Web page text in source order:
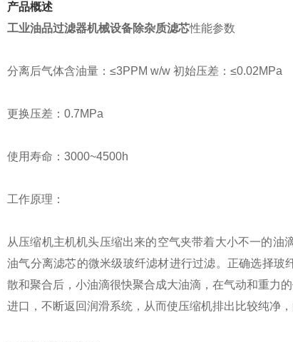
产品概述
工业油品过滤器机械设备除杂质滤芯性能参数
分离后气体含油量： ≤3PPM w/w 初始压差：≤0.02MPa
更换压差： 0.7MPa
使用寿命： 3000~4500h
工作原理：
从压缩机主机机头压缩出来的空气夹带着大小不一的
油气分离滤芯的微米级玻纤滤材进行过滤。正确选择玻
散和聚合后，小油滴很快聚合成大油滴，在气动和重力
进口，不断返回润滑系统，从而使压缩机排出比较纯净，